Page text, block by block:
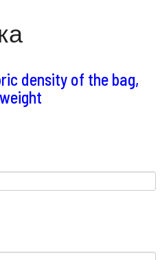
density of the bag,